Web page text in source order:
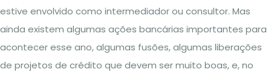
estive envolvido como intermediador ou consultor. Mas
ainda existem algumas ações bancárias importantes para
acontecer esse ano, algumas fusões, algumas liberações
de projetos de crédito que devem ser muito boas, e, no